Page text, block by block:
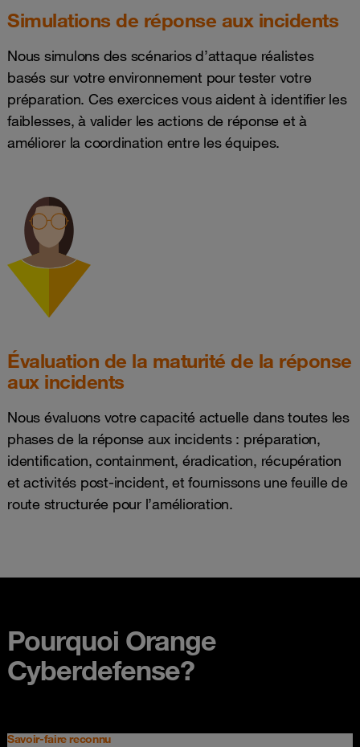
Simulations de réponse aux incidents
Nous simulons des scénarios d’attaque réalistes
basés sur votre environnement pour tester votre
préparation. Ces exercices vous aident à identifier les
faiblesses, à valider les actions de réponse et à
améliorer la coordination entre les équipes.
Évaluation de la maturité de la réponse
aux incidents
Nous évaluons votre capacité actuelle dans toutes les
phases de la réponse aux incidents : préparation,
identification, containment, éradication, récupération
et activités post-incident, et fournissons une feuille de
route structurée pour l’amélioration.
Pourquoi Orange
Cyberdefense?
Savoir-faire reconnu